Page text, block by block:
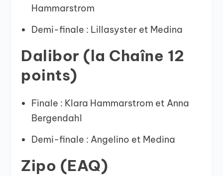
Hammarstrom
Demi-finale : Lillasyster et Medina
Dalibor (la Chaîne 12
points)
Finale : Klara Hammarstrom et Anna
Bergendahl
Demi-finale : Angelino et Medina
Zipo (EAQ)